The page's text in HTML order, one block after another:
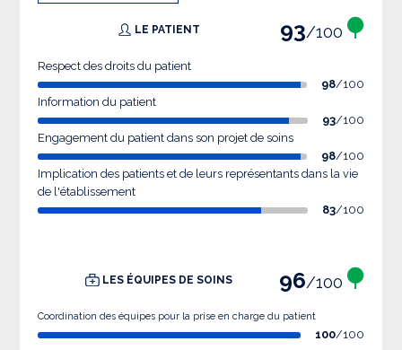
LE PATIENT 93/100
Respect des droits du patient
98/100
Information du patient
93/100
Engagement du patient dans son projet de soins
98/100
Implication des patients et de leurs représentants dans la vie
de l'établissement
83/100
LES ÉQUIPES DE SOINS 96/100
Coordination des équipes pour la prise en charge du patient
100/100